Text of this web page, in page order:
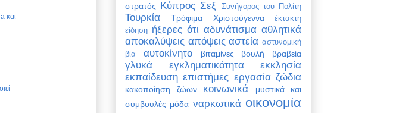
και
στρατός Κύπρος Σεξ Συνήγορος του Πολίτη
Τουρκία Τρόφιμα Χριστούγεννα
έκτακτη
είδηση ήξερες ότι αδυνάτισμα αθλητικά
αποκαλύψεις απόψεις αστεία αστυνομική
βία
αυτοκίνητο βιταμίνες βουλή βραβεία
γλυκά εγκληματικότητα
εκκλησία
εκπαίδευση επιστήμες εργασία ζώδια
κακοποίηση ζώων κοινωνικά
μυστικά και
συμβουλές μόδα ναρκωτικά οικονομία